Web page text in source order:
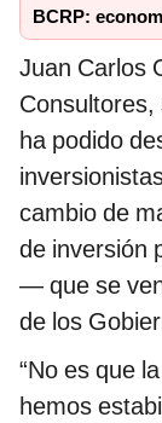
BCRP:
Juan Carlos
Consultores,
ha podido
cambio de
de inversión
— que se
de los
“No es que
hemos